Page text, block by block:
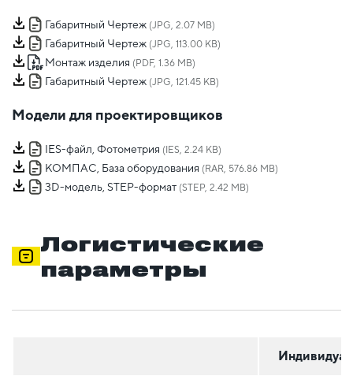
Габаритный Чертеж (JPG, 2.07 MB)
Габаритный Чертеж (JPG, 113.00 KB)
Монтаж изделия (PDF, 1.36 MB)
Габаритный Чертеж (JPG, 121.45 KB)
Модели для проектировщиков
IES-файл, Фотометрия (IES, 2.24 KB)
КОМПАС, База оборудования (RAR, 576.86 MB)
3D-модель, STEP-формат (STEP, 2.42 MB)
Логистические
параметры